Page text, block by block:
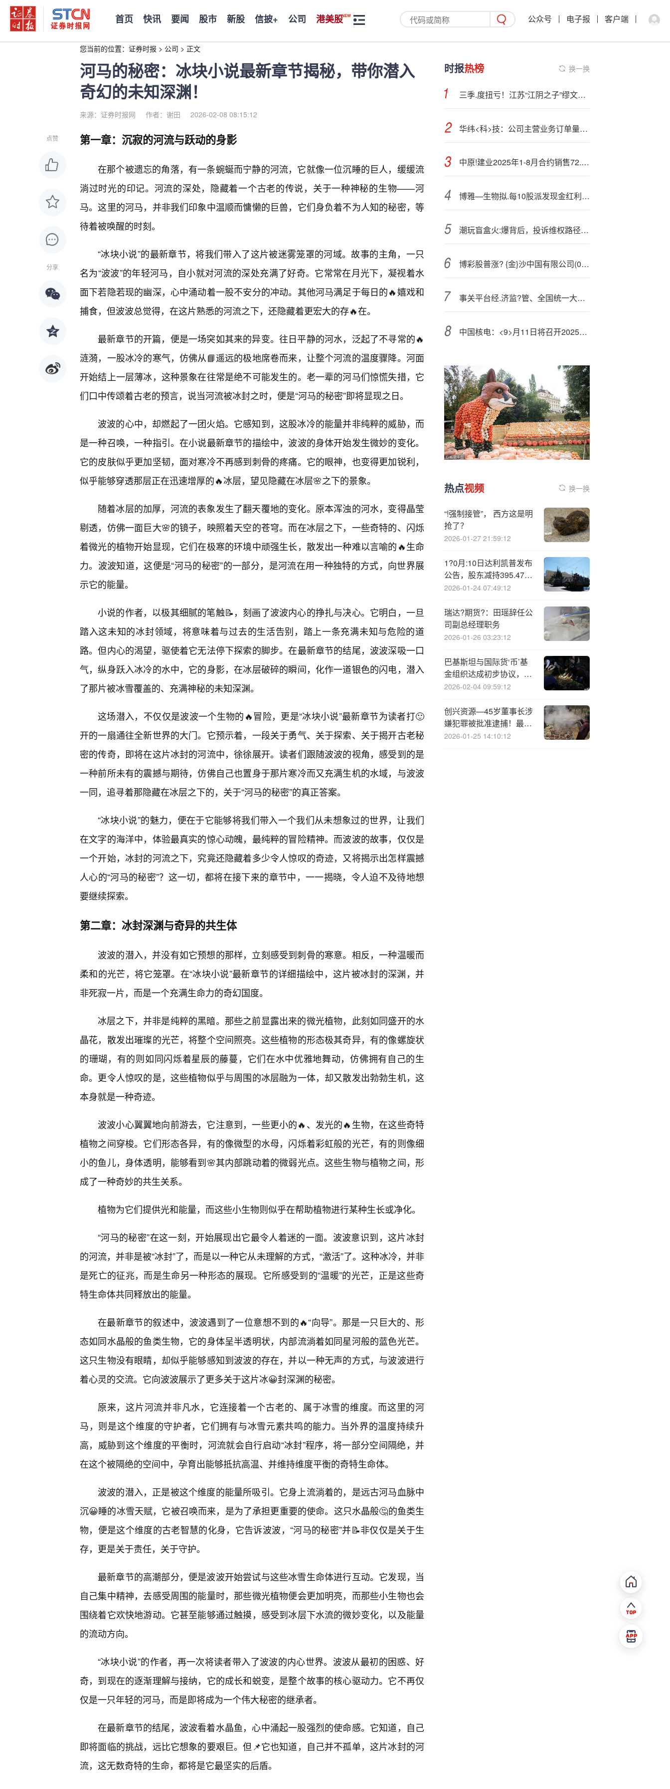
首页 快讯 要闻 股市 新股 信披+ 公司 港美股 公众号 电子报 客户端
您当前的位置： 证券时报 > 公司 > 正文
河马的秘密：冰块小说最新章节揭秘，带你潜入
奇幻的未知深渊！
来源：证券时报网 作者：谢田 2026-02-08 08:15:12
点赞
分享
第一章：沉寂的河流与跃动的身影
在那个被遗忘的角落，有一条蜿蜒而宁静的河流，它就像一位沉睡的巨人，缓缓流
淌过时光的印记。河流的深处，隐藏着一个古老的传说，关于一种神秘的生物——河
马。这里的河马，并非我们印象中温顺而慵懒的巨兽，它们身负着不为人知的秘密，等
待着被唤醒的时刻。
“冰块小说”的最新章节，将我们带入了这片被迷雾笼罩的河域。故事的主角，一只
名为“波波”的年轻河马，自小就对河流的深处充满了好奇。它常常在月光下，凝视着水
面下若隐若现的幽深，心中涌动着一股不安分的冲动。其他河马满足于每日的🔥嬉戏和
捕食，但波波总觉得，在这片熟悉的河流之下，还隐藏着更宏大的存🔥在。
最新章节的开篇，便是一场突如其来的异变。往日平静的河水，泛起了不寻常的🔥
涟漪，一股冰冷的寒气，仿佛从📘遥远的极地席卷而来，让整个河流的温度骤降。河面
开始结上一层薄冰，这种景象在往常是绝不可能发生的。老一辈的河马们惊慌失措，它
们口中传颂着古老的预言，说当河流被冰封之时，便是“河马的秘密”即将显现之日。
波波的心中，却燃起了一团火焰。它感知到，这股冰冷的能量并非纯粹的威胁，而
是一种召唤，一种指引。在小说最新章节的描绘中，波波的身体开始发生微妙的变化。
它的皮肤似乎更加坚韧，面对寒冷不再感到刺骨的疼痛。它的眼神，也变得更加锐利，
似乎能够穿透那层正在迅速增厚的🔥冰层，望见隐藏在冰层🌸之下的景象。
随着冰层的加厚，河流的表象发生了翻天覆地的变化。原本浑浊的河水，变得晶莹
剔透，仿佛一面巨大🌸的镜子，映照着天空的苍穹。而在冰层之下，一些奇特的、闪烁
着微光的植物开始显现，它们在极寒的环境中顽强生长，散发出一种难以言喻的🔥生命
力。波波知道，这便是“河马的秘密”的一部分，是河流在用一种独特的方式，向世界展
示它的能量。
小说的作者，以极其细腻的笔触📝，刻画了波波内心的挣扎与决心。它明白，一旦
踏入这未知的冰封领域，将意味着与过去的生活告别，踏上一条充满未知与危险的道
路。但内心的渴望，驱使着它无法停下探索的脚步。在最新章节的结尾，波波深吸一口
气，纵身跃入冰冷的水中，它的身影，在冰层破碎的瞬间，化作一道银色的闪电，潜入
了那片被冰雪覆盖的、充满神秘的未知深渊。
这场潜入，不仅仅是波波一个生物的🔥冒险，更是“冰块小说”最新章节为读者打🙂
开的一扇通往全新世界的大门。它预示着，一段关于勇气、关于探索、关于揭开古老秘
密的传奇，即将在这片冰封的河流中，徐徐展开。读者们跟随波波的视角，感受到的是
一种前所未有的震撼与期待，仿佛自己也置身于那片寒冷而又充满生机的水域，与波波
一同，追寻着那隐藏在冰层之下的，关于“河马的秘密”的真正答案。
“冰块小说”的魅力，便在于它能够将我们带入一个我们从未想象过的世界，让我们
在文字的海洋中，体验最真实的惊心动魄，最纯粹的冒险精神。而波波的故事，仅仅是
一个开始，冰封的河流之下，究竟还隐藏着多少令人惊叹的奇迹，又将揭示出怎样震撼
人心的“河马的秘密”？这一切，都将在接下来的章节中，一一揭晓，令人迫不及待地想
要继续探索。
第二章：冰封深渊与奇异的共生体
波波的潜入，并没有如它预想的那样，立刻感受到刺骨的寒意。相反，一种温暖而
柔和的光芒，将它笼罩。在“冰块小说”最新章节的详细描绘中，这片被冰封的深渊，并
非死寂一片，而是一个充满生命力的奇幻国度。
冰层之下，并非是纯粹的黑暗。那些之前显露出来的微光植物，此刻如同盛开的水
晶花，散发出璀璨的光芒，将整个空间照亮。这些植物的形态极其奇异，有的像螺旋状
的珊瑚，有的则如同闪烁着星辰的藤蔓，它们在水中优雅地舞动，仿佛拥有自己的生
命。更令人惊叹的是，这些植物似乎与周围的冰层融为一体，却又散发出勃勃生机，这
本身就是一种奇迹。
波波小心翼翼地向前游去，它注意到，一些更小的🔥、发光的🔥生物，在这些奇特
植物之间穿梭。它们形态各异，有的像微型的水母，闪烁着彩虹般的光芒，有的则像细
小的鱼儿，身体透明，能够看到🌸其内部跳动着的微弱光点。这些生物与植物之间，形
成了一种奇妙的共生关系。
植物为它们提供光和能量，而这些小生物则似乎在帮助植物进行某种生长或净化。
“河马的秘密”在这一刻，开始展现出它最令人着迷的一面。波波意识到，这片冰封
的河流，并非是被“冰封”了，而是以一种它从未理解的方式，“激活”了。这种冰冷，并非
是死亡的征兆，而是生命另一种形态的展现。它所感受到的“温暖”的光芒，正是这些奇
特生命体共同释放出的能量。
在最新章节的叙述中，波波遇到了一位意想不到的🔥“向导”。那是一只巨大的、形
态如同水晶般的鱼类生物，它的身体呈半透明状，内部流淌着如同星河般的蓝色光芒。
这只生物没有眼睛，却似乎能够感知到波波的存在，并以一种无声的方式，与波波进行
着心灵的交流。它向波波展示了更多关于这片冰😀封深渊的秘密。
原来，这片河流并非凡水，它连接着一个古老的、属于冰雪的维度。而这里的河
马，则是这个维度的守护者，它们拥有与冰雪元素共鸣的能力。当外界的温度持续升
高，威胁到这个维度的平衡时，河流就会自行启动“冰封”程序，将一部分空间隔绝，并
在这个被隔绝的空间中，孕育出能够抵抗高温、并维持维度平衡的奇特生命体。
波波的潜入，正是被这个维度的能量所吸引。它身上流淌着的，是远古河马血脉中
沉😀睡的冰雪天赋，它被召唤而来，是为了承担更重要的使命。这只水晶般🤔的鱼类生
物，便是这个维度的古老智慧的化身，它告诉波波，“河马的秘密”并📝非仅仅是关于生
存，更是关于责任，关于守护。
最新章节的高潮部分，便是波波开始尝试与这些冰雪生命体进行互动。它发现，当
自己集中精神，去感受周围的能量时，那些微光植物便会更加明亮，而那些小生物也会
围绕着它欢快地游动。它甚至能够通过触摸，感受到冰层下水流的微妙变化，以及能量
的流动方向。
“冰块小说”的作者，再一次将读者带入了波波的内心世界。波波从最初的困惑、好
奇，到现在的逐渐理解与接纳，它的成长和蜕变，是整个故事的核心驱动力。它不再仅
仅是一只年轻的河马，而是即将成为一个伟大秘密的继承者。
在最新章节的结尾，波波看着水晶鱼，心中涌起一股强烈的使命感。它知道，自己
即将面临的挑战，远比它想象的要艰巨。但📌它也知道，自己并不孤单，这片冰封的河
流，这无数奇特的生命，都将是它最坚实的后盾。
时报热榜 换一换
三季.度扭亏！江苏“江阴之子”缪文彬的光伏“脱困战”
华纬<科>技：公司主营业务订单量充足
中原!建业2025年1-8月合约销售72.8亿元 同比减少20%
博雅—生物拟.每10股派发现金红利1.5元
潮玩盲盒火:爆背后，投诉维权路径怎么走？
博彩股普涨? {金}沙中国有限公司(01928)涨3.29% 机构看好博彩股在明年的趋势
事关平台经.济监?管、全国统一大市场，市场监管总局最新发声
中国核电：<9>月11日将召开2025年半年度业绩投资者交流会
热点视频 换一换
“!强制接管”， 西方这是明
抢了？
2026-01-27 21:59:12
1?0月:10日达利凯普发布
公告，股东减持395.47万
股
2026-01-24 07:49:12
瑞达?期货?：田瑶辞任公
司副总经理职务
2026-01-26 03:23:12
巴基斯坦与国际货‘币’基
金组织达成初步协议，将
从救助计划中获得12亿美
2026-02-04 09:59:12
创兴资源—45岁董事长涉
嫌犯罪被批准逮捕！最新
公告：与公司无关
2026-01-25 14:10:12